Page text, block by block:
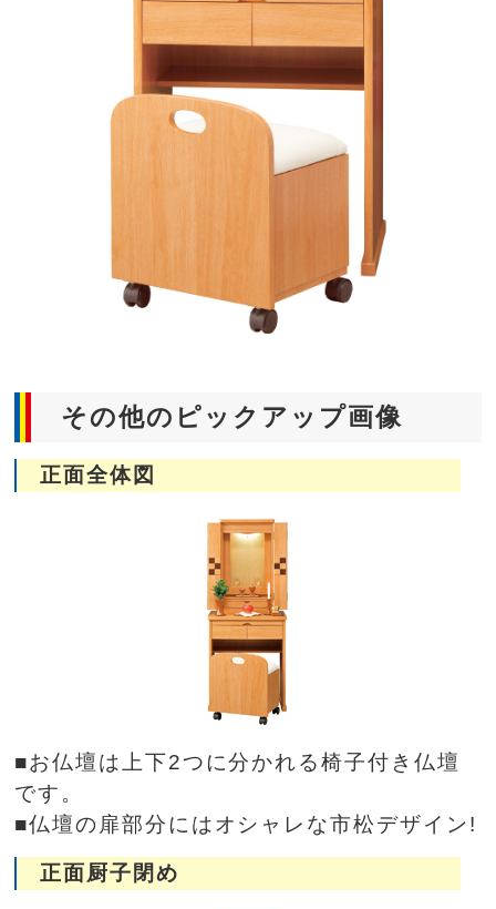
その他のピックアップ画像
正面全体図
■お仏壇は上下2つに分かれる椅子付き仏壇
です。
■仏壇の扉部分にはオシャレな市松デザイン!
正面厨子閉め